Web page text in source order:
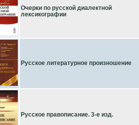
Очерки по русской диалектной
лексикографии
Русское литературное произношение
Русское правописание. 3-е изд.